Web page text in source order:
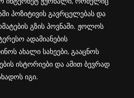
პოზიტივის გავრცელებას და
გზის პოვნაში. ჟოლოს
ადამიანების
ახალი სახეები, გააცნოს
ისტორიები და ამით ბევრად
იგი.